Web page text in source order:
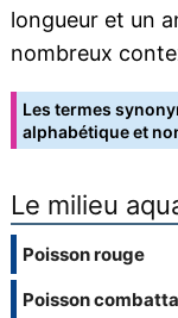
longueur et un
nombreux
Les termes
alphabétique et
Le milieu
Poisson rouge
Poisson